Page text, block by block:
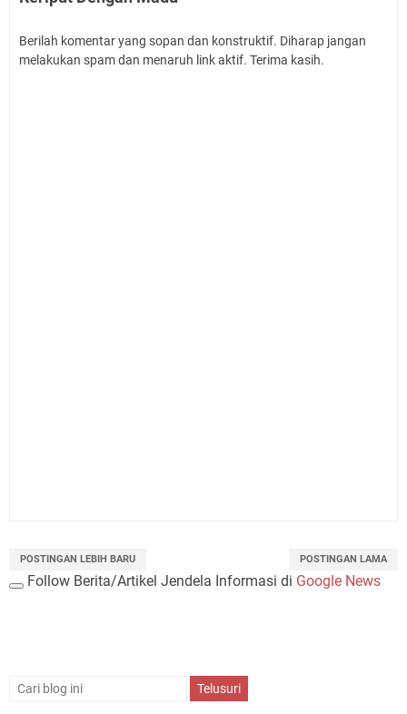
Berilah komentar yang sopan dan konstruktif. Diharap jangan
melakukan spam dan menaruh link aktif. Terima kasih.
POSTINGAN LEBIH BARU POSTINGAN LAMA
Follow Berita/Artikel Jendela Informasi di Google News